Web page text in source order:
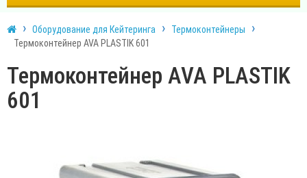
Оборудование для Кейтеринга
Термоконтейнеры
Термоконтейнер AVA PLASTIK 601
Термоконтейнер AVA PLASTIK
601